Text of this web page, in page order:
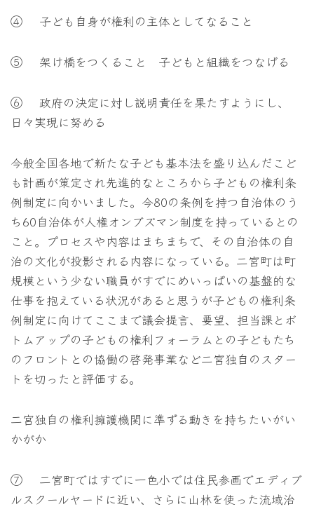
④ 子ども自身が権利の主体としてなること
⑤ 架け橋をつくること 子どもと組織をつなげる
⑥ 政府の決定に対し説明責任を果たすようにし、
日々実現に努める
今般全国各地で新たな子ども基本法を盛り込んだこど
も計画が策定され先進的なところから子どもの権利条
例制定に向かいました。今80の条例を持つ自治体のう
ち60自治体が人権オンブズマン制度を持っているとの
こと。プロセスや内容はまちまちで、その自治体の自
治の文化が投影される内容になっている。二宮町は町
規模という少ない職員がすでにめいっぱいの基盤的な
仕事を抱えている状況があると思うが子どもの権利条
例制定に向けてここまで議会提言、要望、担当課とボ
トムアップの子どもの権利フォーラムとの子どもたち
のフロントとの協働の啓発事業など二宮独自のスター
トを切ったと評価する。
二宮独自の権利擁護機関に準ずる動きを持ちたいがい
かがか
⑦ 二宮町ではすでに一色小では住民参画でエディブ
ルスクールヤードに近い、さらに山林を使った流域治